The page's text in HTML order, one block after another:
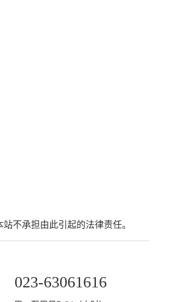
不承担由此引起的法律责任。
023-63061616